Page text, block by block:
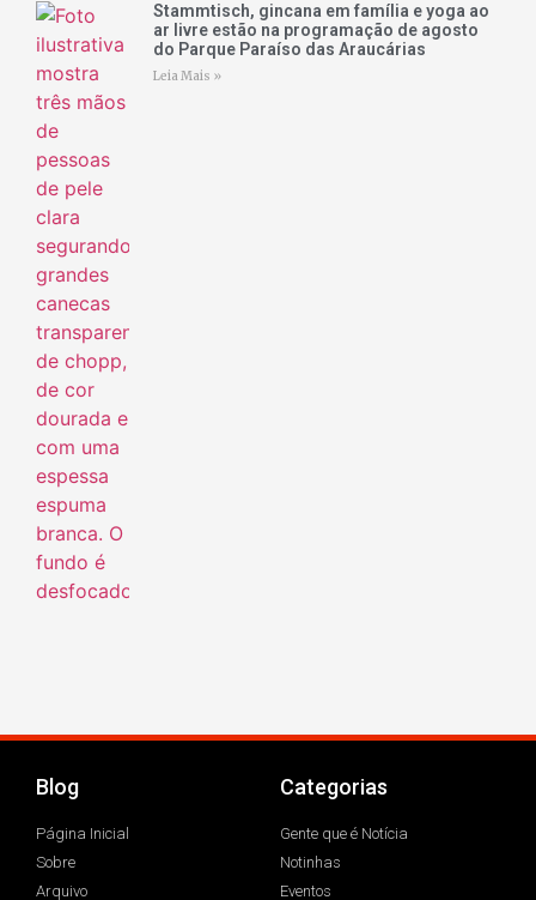
Stammtisch, gincana em família e yoga ao
ar livre estão na programação de agosto
do Parque Paraíso das Araucárias
Leia Mais »
Blog
Página Inicial
Sobre
Arquivo
Categorias
Gente que é Notícia
Notinhas
Eventos